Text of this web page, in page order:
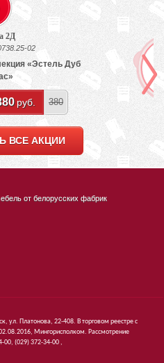
2Д
02
«Эстель Дуб
руб. 380
ВСЕ АКЦИИ
от белорусских фабрик
Платонова, 22-408. В торговом реестре с
Мингорисполком. Рассмотрение
00, (029)372-34-00 ,